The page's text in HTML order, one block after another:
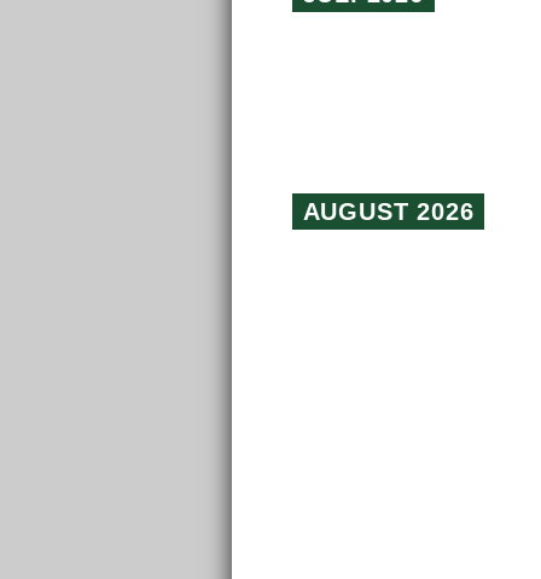
AUGUST 2026